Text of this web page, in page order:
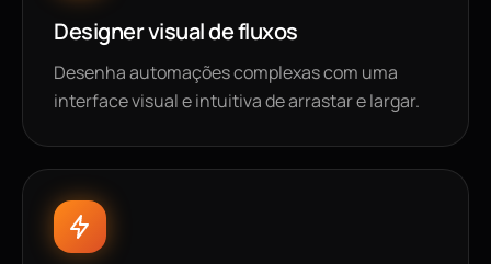
Designer visual de fluxos
Desenha automações complexas com uma
interface visual e intuitiva de arrastar e largar.